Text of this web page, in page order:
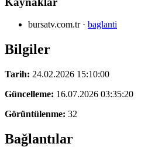
bursatv.com.tr· baglanti
Bilgiler
Tarih: 24.02.2026 15:10:00
Güncelleme: 16.07.2026 03:35:20
Görüntülenme: 32
Bağlantılar